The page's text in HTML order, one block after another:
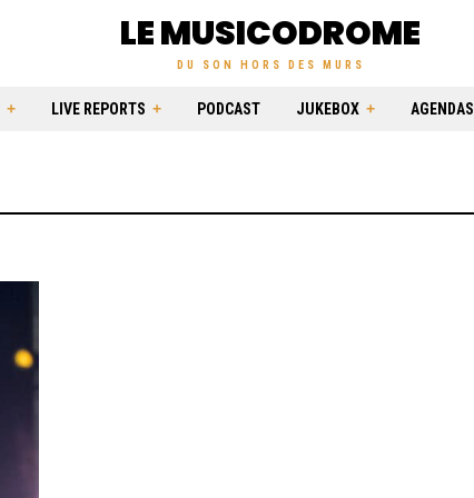
LE MUSICODROME
DU SON HORS DES MURS
LIVE REPORTS PODCAST JUKEBOX AGENDAS